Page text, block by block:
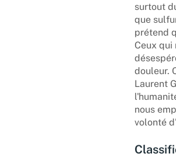
surtout
que
prétend
Ceux qui
douleur.
Laurent
nous
volonté